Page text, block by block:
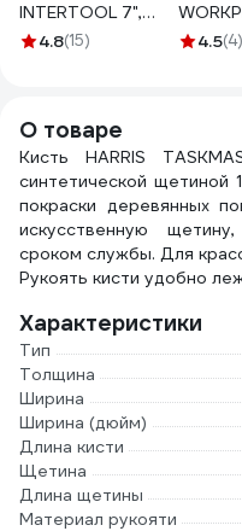
INTERTOOL 7",
12шт KT-5004 KT-
4.8(15) 4.5(4)
О товаре
Кисть HARRIS
синтетической щетиной
покраски деревянных
искусственную
сроком службы. Для
Рукоять кисти удобно
Характеристики
Тип
Толщина
Ширина
Ширина (дюйм)
Длина кисти
Щетина
Длина щетины
Материал рукояти